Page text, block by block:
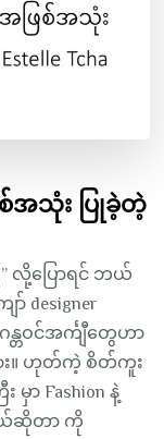
စ်အသုံး ပြုခဲ့တဲ့
လို့ပြောရင် ဘယ်
ာ် designer
န္တဝင်အင်္ကျီတွေဟာ
ား။ ဟုတ်ကဲ့ စိတ်ကူး
ာ Fashion နဲ့
ယ်ဆိုတာ ကို